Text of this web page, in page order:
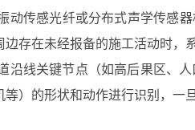
动传感光纤或分布式声学传感
存在未经报备的施工活动时
线关键节点（如高后果区、
）的形状和动作进行识别，